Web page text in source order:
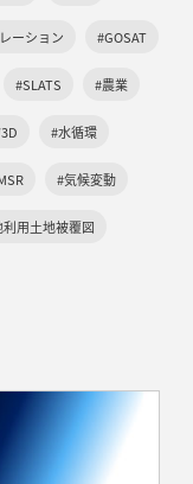
ーション #GOSAT
#SLATS #農業
#水循環
#気候変動
用土地被覆図